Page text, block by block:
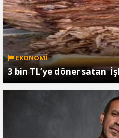
EKONOMİ
3 bin TL’ye döner satan